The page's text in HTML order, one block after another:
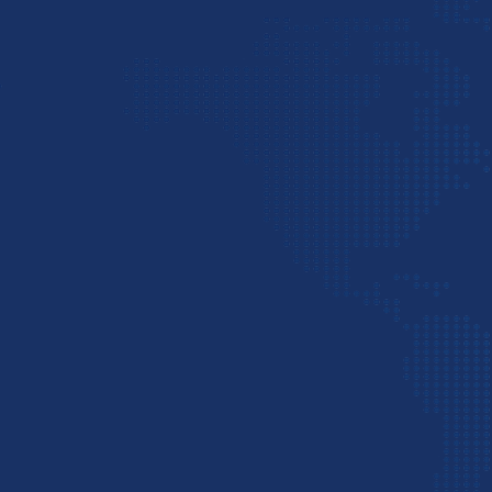
اما اگر می‌خواهید به‌صورت مستقل صادرات داشته
روش پس از ثبت شرکت باید در گمرک دبی ثبت‌نام
از اتاق بازرگانی ایران